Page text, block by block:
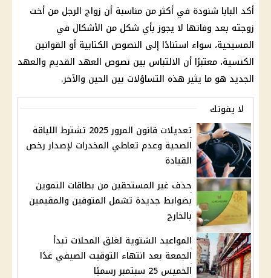
أكد البابا شنودة في أكثر من مناسبة أن زواج الرجل من أخت
زوجته بعد وفاتها لا يجوز بأي شكل من الأشكال في
المسيحية، سواء استنادًا إلى النصوص الكتابية أو القوانين
الكنسية، معتبرًا أن الالتباس بين نصوص العهد القديم والعهد
الجديد هو ما يثير هذه التساؤلات بين الحين والآخر.
لا يفوتك
تعديلات قانون المرور 2025 تشترط اللياقة
الصحية وعدم تعاطي المخدرات لإصدار رخص
القيادة
حذف غير المستحقين من بطاقات التموين
بضوابط جديدة تشمل المتوفين والمقيمين
بالخارج
المواعيد الشتوية لغلق المحلات تبدأ
الجمعة بعد انتهاء التوقيت الصيفي غدًا
الخميس 25 سبتمبر رسميًا